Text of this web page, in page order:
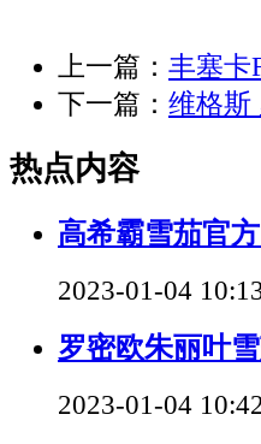
上一篇： 丰塞卡
下一篇： 维格斯
热点内容
高希霸雪茄官
2023-01-04
罗密欧朱丽叶
2023-01-04